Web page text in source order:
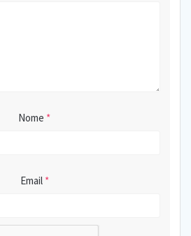
Nome *
Email *